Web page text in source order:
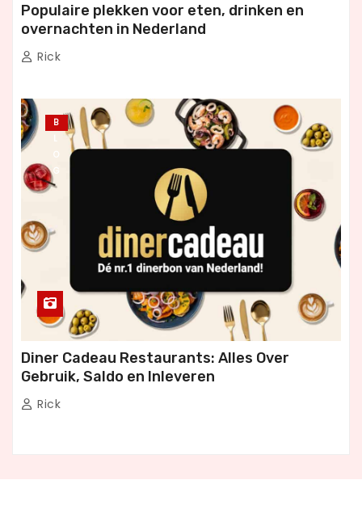
Populaire plekken voor eten, drinken en
overnachten in Nederland
Rick
B
L
O
G
Diner Cadeau Restaurants: Alles Over
Gebruik, Saldo en Inleveren
Rick